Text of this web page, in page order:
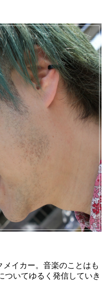
イカー。音楽のことはも
ついてゆるく発信していき